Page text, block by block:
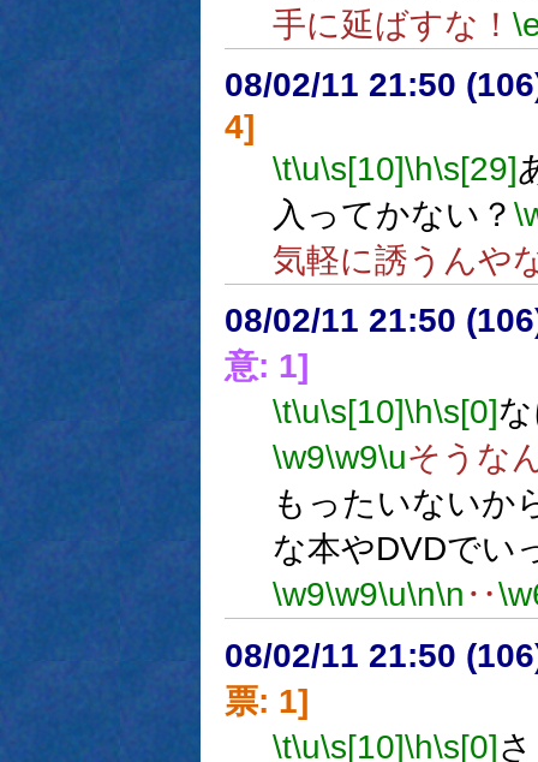
手に延ばすな！
08/02/11 21:50
4]
\t\u\s[10]\h\s[29]
入ってかない？
気軽に誘うんや
08/02/11 21:50
意: 1]
\t\u\s[10]\h\s[0]
\w9\w9\uそうな
もったいないか
な本やDVDでい
\w9\w9\u\n\n ‥
08/02/11 21:50
票: 1]
\t\u\s[10]\h\s[0]